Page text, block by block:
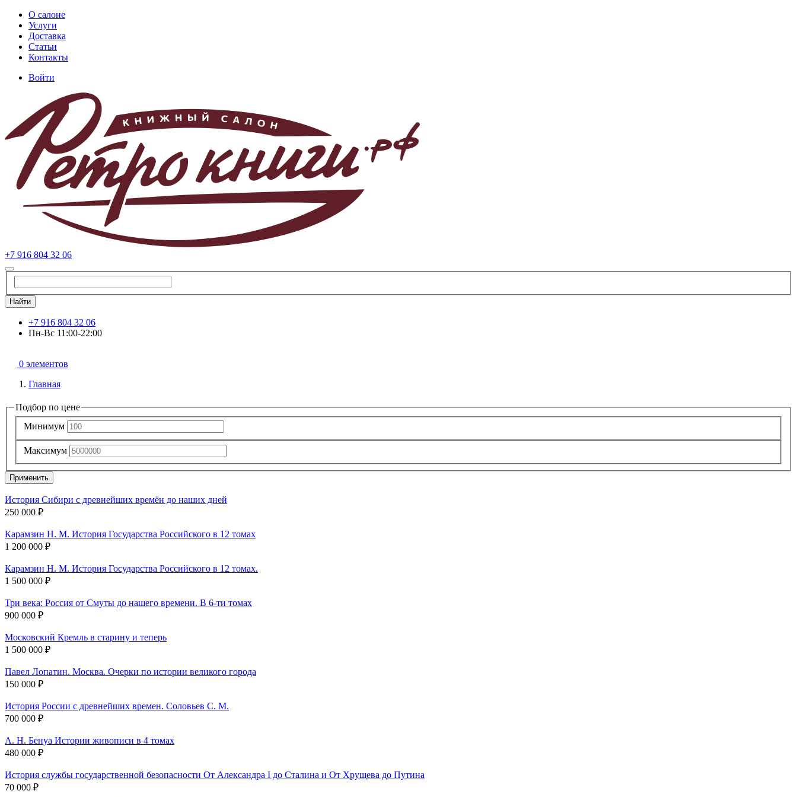
Перейти
основному
содержанию
Основная
навигация
О салоне
Услуги
Доставка
Статьи
Контакты
учётной
записи
пользователя
Войти
+7 916 804 32 06
Найти
+7 916 804 32 06
Пн-Вс 11:00-22:00
0 элементов
Главная
Подбор по цене
Минимум
Максимум
Применить
История Сибири с древнейших времён до наших дней
250 000 ₽
Карамзин Н. М. История Государства Российского в 12 томах
1 200 000 ₽
Карамзин Н. М. История Государства Российского в 12 томах.
1 500 000 ₽
Три века: Россия от Смуты до нашего времени. В 6-ти томах
900 000 ₽
Московский Кремль в старину и теперь
1 500 000 ₽
Павел Лопатин. Москва. Очерки по истории великого города
150 000 ₽
История России с древнейших времен. Соловьев С. М.
700 000 ₽
А. Н. Бенуа Истории живописи в 4 томах
480 000 ₽
История службы государственной безопасности От Александра I до Сталина и От Хрущева до Путина
70 000 ₽